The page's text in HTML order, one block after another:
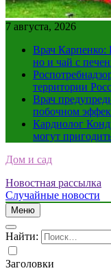
7 августа, 2026
Врач Карпенко:
но и чай с
территории
Врач
побочном
Кардиолог
могут
Дом и сад
Новостная рассылка
Случайные новости
Меню
Найти:
Заголовки